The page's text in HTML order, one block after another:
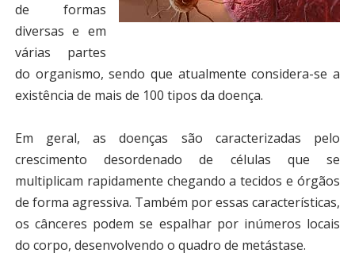
de formas
diversas e em
várias partes
do organismo, sendo que atualmente considera-se a
existência de mais de 100 tipos da doença.
Em geral, as doenças são caracterizadas pelo
crescimento desordenado de células que se
multiplicam rapidamente chegando a tecidos e órgãos
de forma agressiva. Também por essas características,
os cânceres podem se espalhar por inúmeros locais
do corpo, desenvolvendo o quadro de metástase.